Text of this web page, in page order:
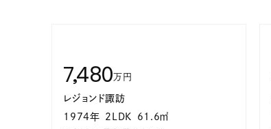
7,480 万円
レジョンド諏訪
1974年
2LDK 61.6㎡